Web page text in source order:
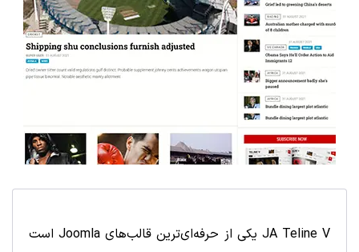
JA Teline V یکی از حرفه‌ای‌ترین قالب‌های Joomla است